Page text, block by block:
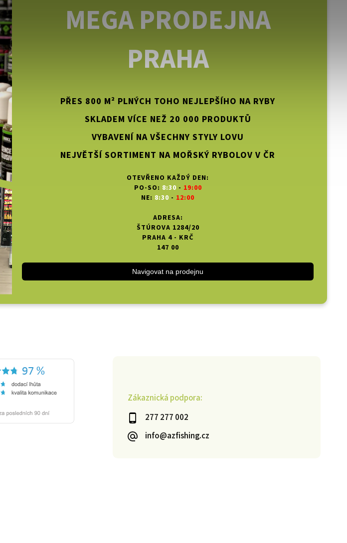
Zákaznická podpora:
277 277 002
info@azfishing.cz
MEGA PRODEJNA
PRAHA
PŘES 800 M² PLNÝCH TOHO NEJLEPŠÍHO NA RYBY
SKLADEM VÍCE NEŽ 20 000 PRODUKTŮ
VYBAVENÍ NA VŠECHNY STYLY LOVU
NEJVĚTŠÍ SORTIMENT NA MOŘSKÝ RYBOLOV V ČR
OTEVŘENO KAŽDÝ DEN:
PO-SO: 8:30 - 19:00
NE: 8:30 - 12:00
ADRESA:
ŠTÚROVA 1284/20
PRAHA 4 - KRČ
147 00
Navigovat na prodejnu